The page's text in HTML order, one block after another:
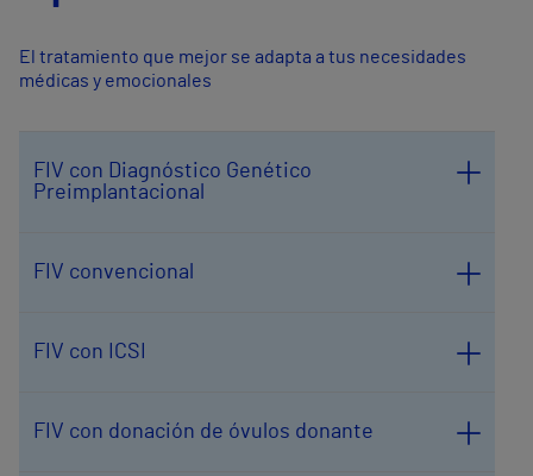
El tratamiento que mejor se adapta a tus necesidades
médicas y emocionales
FIV con Diagnóstico Genético
Preimplantacional
FIV convencional
FIV con ICSI
FIV con donación de óvulos donante